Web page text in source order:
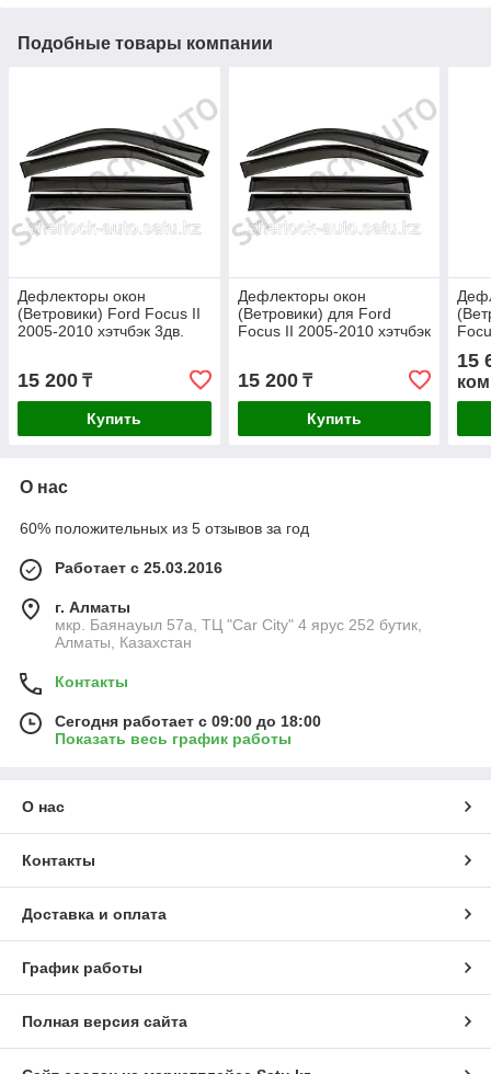
Подобные товары компании
Дефлекторы окон
(Ветровики) Ford Focus II
2005-2010 хэтчбэк 3дв.
15 200 ₸
Купить
Дефлекторы окон
(Ветровики) для Ford
Focus II 2005-2010 хэтчбэк
15 200₸
Купить
15
О нас
60% положительных из 5 отзывов за год
Работает с 25.03.2016
г. Алматы
мкр. Баянауыл 57а, ТЦ "Car Сity" 4 ярус 252 бутик,
Алматы, Казахстан
Контакты
Сегодня работает с 09:00 до 18:00
Показать весь график работы
О нас
Контакты
Доставка и оплата
График работы
Полная версия сайта